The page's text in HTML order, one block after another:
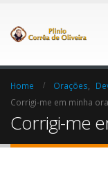
Home Orações
Corrigi-me em minha
Corrigi-me